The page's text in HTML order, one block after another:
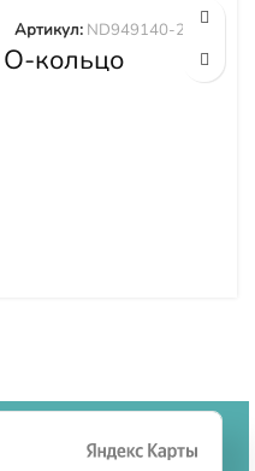
О-кольцо
ND949140-2570
Артикул: ND949140-2570